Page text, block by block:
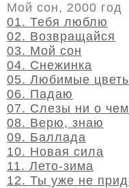
Мой сон, 2000 год
01. Тебя люблю
02. Возвращайся
03. Мой сон
04. Снежинка
05. Любимые
06. Падаю
07. Слезы ни о чем
08. Верю, знаю
09. Баллада
10. Новая сила
11. Лето-зима
12. Ты уже не